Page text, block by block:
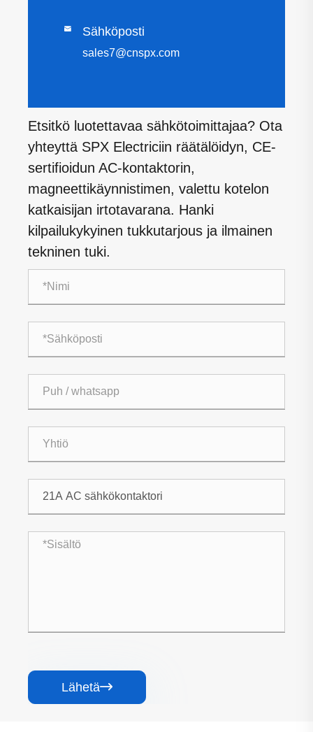
 Sähköposti
sales7@cnspx.com
Etsitkö luotettavaa sähkötoimittajaa? Ota
yhteyttä SPX Electriciin räätälöidyn, CE-
sertifioidun AC-kontaktorin,
magneettikäynnistimen, valettu kotelon
katkaisijan irtotavarana. Hanki
kilpailukykyinen tukkutarjous ja ilmainen
tekninen tuki.
Lähetä